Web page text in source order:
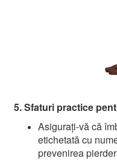
5. Sfaturi practice
Asigurați-vă că
etichetată cu
prevenirea